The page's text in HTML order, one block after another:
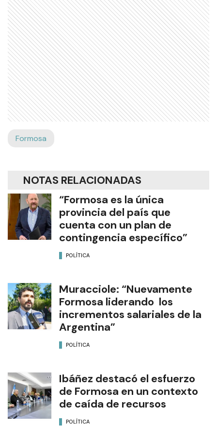
Formosa
NOTAS RELACIONADAS
“Formosa es la única
provincia del país que
cuenta con un plan de
contingencia específico”
POLÍTICA
Muracciole: “Nuevamente
Formosa liderando los
incrementos salariales de la
Argentina”
POLÍTICA
Ibáñez destacó el esfuerzo
de Formosa en un contexto
de caída de recursos
POLÍTICA